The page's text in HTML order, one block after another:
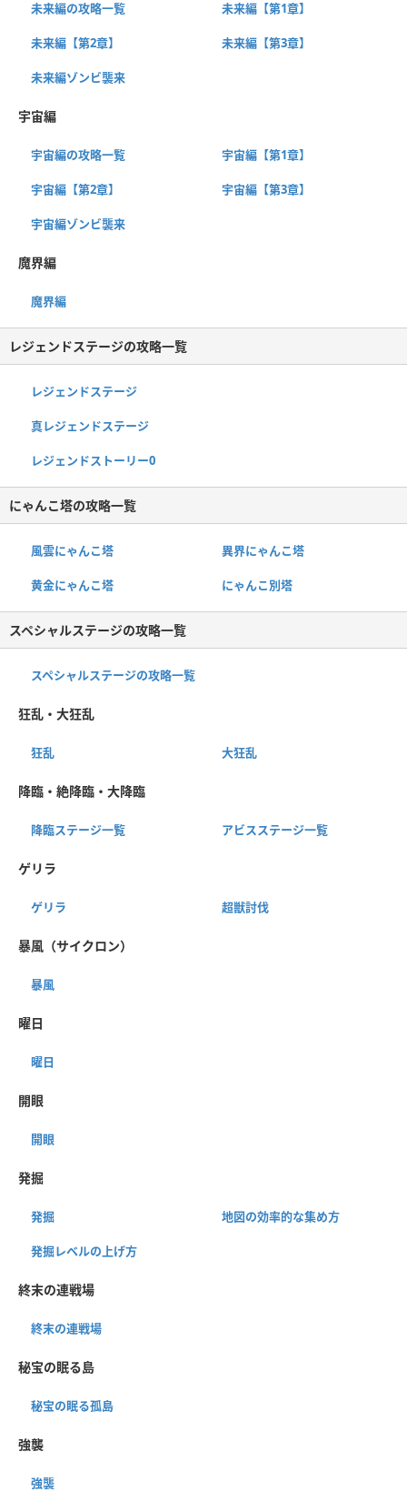
未来編の攻略一覧 未来編【第1章】
未来編【第2章】 未来編【第3章】
未来編ゾンビ襲来
宇宙編
宇宙編の攻略一覧 宇宙編【第1章】
宇宙編【第2章】 宇宙編【第3章】
宇宙編ゾンビ襲来
魔界編
魔界編
レジェンドステージの攻略一覧
レジェンドステージ
真レジェンドステージ
レジェンドストーリー0
にゃんこ塔の攻略一覧
風雲にゃんこ塔 異界にゃんこ塔
黄金にゃんこ塔 にゃんこ別塔
スペシャルステージの攻略一覧
スペシャルステージの攻略一覧
狂乱・大狂乱
狂乱 大狂乱
降臨・絶降臨・大降臨
降臨ステージ一覧 アビスステージ一覧
ゲリラ
ゲリラ 超獣討伐
暴風（サイクロン）
暴風
曜日
曜日
開眼
開眼
発掘
発掘 地図の効率的な集め方
発掘レベルの上げ方
終末の連戦場
終末の連戦場
秘宝の眠る島
秘宝の眠る孤島
強襲
強襲